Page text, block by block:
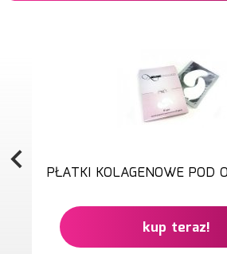
PŁATKI KOLAGENOWE POD
kup teraz!